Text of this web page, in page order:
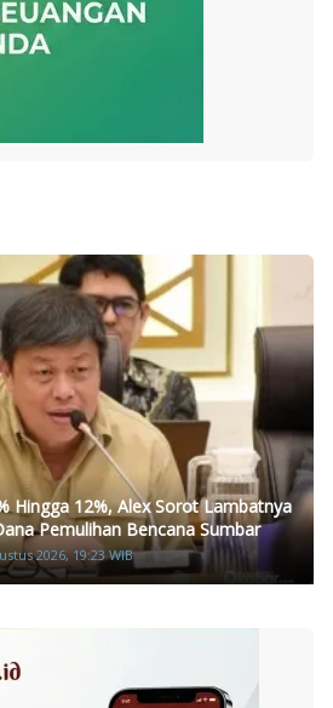
Hingga 12%, Alex Sorot Lambatnya
Pemulihan Bencana Sumbar
2026, 19:23 WIB